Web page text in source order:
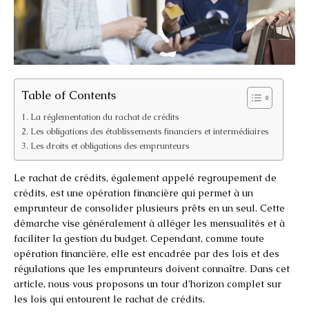
Table of Contents
La réglementation du rachat de crédits
Les obligations des établissements financiers et intermédiaires
Les droits et obligations des emprunteurs
Le rachat de crédits, également appelé regroupement de
crédits, est une opération financière qui permet à un
emprunteur de consolider plusieurs prêts en un seul. Cette
démarche vise généralement à alléger les mensualités et à
faciliter la gestion du budget. Cependant, comme toute
opération financière, elle est encadrée par des lois et des
régulations que les emprunteurs doivent connaître. Dans cet
article, nous vous proposons un tour d’horizon complet sur
les lois qui entourent le rachat de crédits.